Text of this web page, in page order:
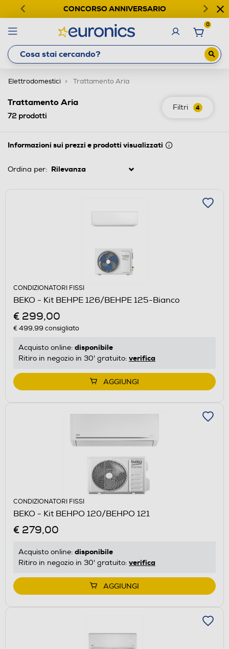
CONCORSO ANNIVERSARIO
0
Elettrodomestici Trattamento Aria
Filtri 4
Trattamento Aria
72prodotti
Informazioni sui prezzi e prodotti visualizzati
Ordina per:
CONDIZIONATORI FISSI
BEKO - Kit BEHPE 126/BEHPE 125-Bianco
€ 299,00
€ 499,99 consigliato
Acquisto online: disponibile
Ritiro in negozio in 30' gratuito: verifica
AGGIUNGI
CONDIZIONATORI FISSI
BEKO - Kit BEHPO 120/BEHPO 121
€ 279,00
Acquisto online: disponibile
Ritiro in negozio in 30' gratuito: verifica
AGGIUNGI